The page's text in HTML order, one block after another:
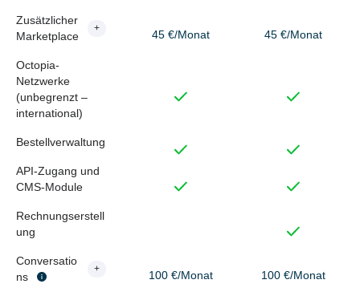
Zusätzlicher
Marketplace
+
45 €/Monat 45 €/Monat
Octopia-
Netzwerke
(unbegrenzt –
international)
Bestellverwaltung
API-Zugang und
CMS-Module
Rechnungserstell
ung
Conversatio
ns
+
100 €/Monat 100 €/Monat